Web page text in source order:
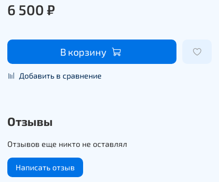
6 500 ₽
В корзину
Добавить в сравнение
Отзывы
Отзывов еще никто не оставлял
Написать отзыв